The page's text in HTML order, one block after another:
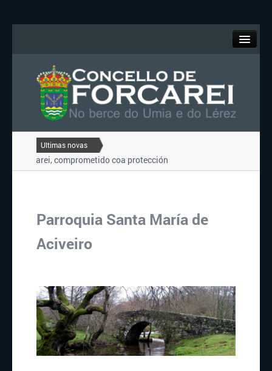
O Concello
Forcarei
Turismo
Servizos
Portal de Transparencia
Ultimas novas
Forcarei, comprometido coa protección do ...
DE VERÁN 2022 DO CONCELLO DE FORCAREI...
EXCURSIÓN
Parroquia Santa María de
Aciveiro